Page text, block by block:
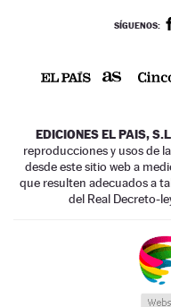
SÍGUENOS:
EDICIONES EL PAIS,
reproducciones y usos de
desde este sitio web a
que resulten adecuados a
del Real Decreto-